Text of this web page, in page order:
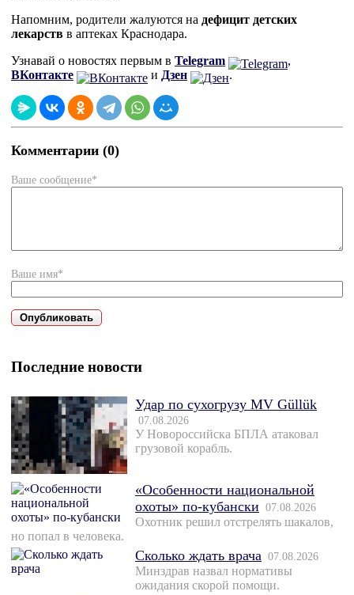
Напомним, родители жалуются на дефицит детских
лекарств в аптеках Краснодара.
Узнавай о новостях первым в Telegram
,
ВКонтакте
и Дзен .
Комментарии (0)
Ваше сообщение*
Ваше имя*
Последние новости
Удар по сухогрузу MV Güllük
07.08.2026
У Новороссийска БПЛА атаковал
грузовой корабль.
«Особенности национальной
охоты» по-кубански 07.08.2026
Охотник решил отстрелять шакалов,
но попал в человека.
Сколько ждать врача 07.08.2026
Минздрав назвал нормативы
ожидания скорой помощи.